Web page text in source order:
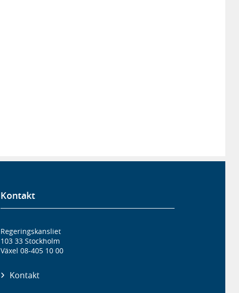
Kontakt
Regeringskansliet
103 33 Stockholm
Växel 08-405 10 00
Kontakt